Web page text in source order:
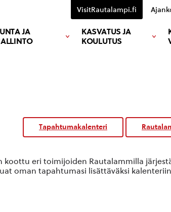
JA
KASVATUS JA
KOULUTUS
VisitRautalampi.fi
Tapahtumakalenteri
koottu eri toimijoiden Rautalammilla
oman tapahtumasi lisättäväksi